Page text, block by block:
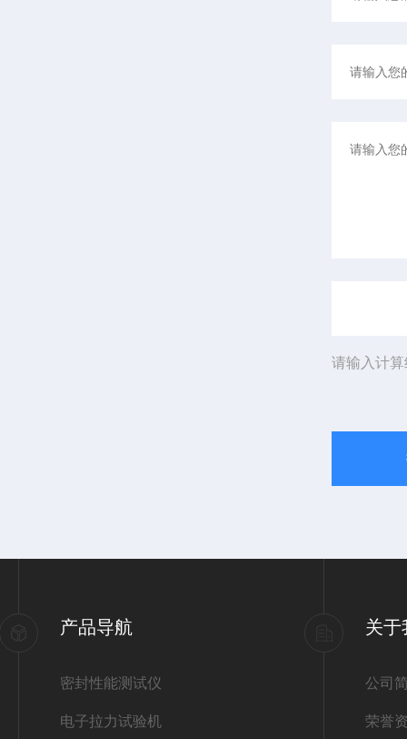
请输入计
产品导航
密封性能测试仪
电子拉力试验机
关于
公司
荣誉